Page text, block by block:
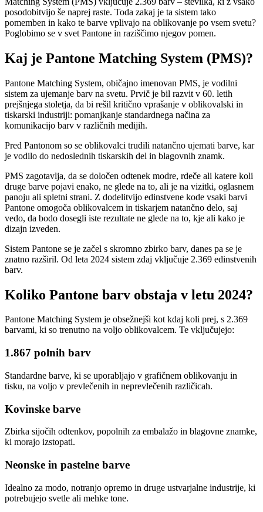
posodobitvijo še naprej raste. Toda zakaj je ta sistem tako
pomemben in kako te barve vplivajo na oblikovanje po vsem svetu?
Poglobimo se v svet Pantone in raziščimo njegov pomen.
Kaj je Pantone Matching System (PMS)?
Pantone Matching System, običajno imenovan PMS, je vodilni
sistem za ujemanje barv na svetu. Prvič je bil razvit v 60. letih
prejšnjega stoletja, da bi rešil kritično vprašanje v oblikovalski in
tiskarski industriji: pomanjkanje standardnega načina za
komunikacijo barv v različnih medijih.
Pred Pantonom so se oblikovalci trudili natančno ujemati barve, kar
je vodilo do nedoslednih tiskarskih del in blagovnih znamk.
PMS zagotavlja, da se določen odtenek modre, rdeče ali katere koli
druge barve pojavi enako, ne glede na to, ali je na vizitki, oglasnem
panoju ali spletni strani. Z dodelitvijo edinstvene kode vsaki barvi
Pantone omogoča oblikovalcem in tiskarjem natančno delo, saj
vedo, da bodo dosegli iste rezultate ne glede na to, kje ali kako je
dizajn izveden.
Sistem Pantone se je začel s skromno zbirko barv, danes pa se je
znatno razširil. Od leta 2024 sistem zdaj vključuje 2.369 edinstvenih
barv.
Koliko Pantone barv obstaja v letu 2024?
Pantone Matching System je obsežnejši kot kdaj koli prej, s 2.369
barvami, ki so trenutno na voljo oblikovalcem. Te vključujejo:
1.867 polnih barv
Standardne barve, ki se uporabljajo v grafičnem oblikovanju in
tisku, na voljo v prevlečenih in neprevlečenih različicah.
Kovinske barve
Zbirka sijočih odtenkov, popolnih za embalažo in blagovne znamke,
ki morajo izstopati.
Neonske in pastelne barve
Idealno za modo, notranjo opremo in druge ustvarjalne industrije, ki
potrebujejo svetle ali mehke tone.